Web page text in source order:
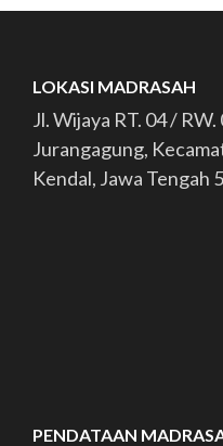
LOKASI MADRASAH
Jl. Wijaya RT. 04 /
Jurangagung,
Kendal, Jawa Tengah
PENDATAAN